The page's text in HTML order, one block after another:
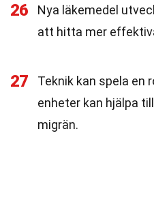
26
Nya läkemedel
att hitta mer
27
Teknik kan spela en
enheter kan hjälpa
migrän.